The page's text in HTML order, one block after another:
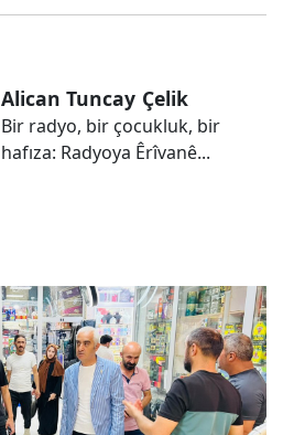
Alican Tuncay Çelik
Bir radyo, bir çocukluk, bir
hafıza: Radyoya Êrîvanê...